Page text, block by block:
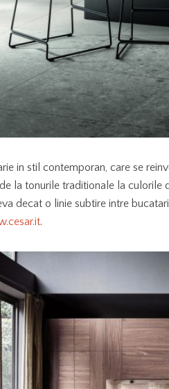
in stil contemporan, care se
la tonurile traditionale la culorile
decat o linie subtire intre
.